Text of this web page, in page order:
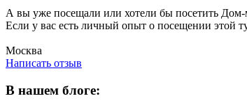
А вы уже посещали или хотели бы посетить
Если у вас есть личный опыт о посещении этой
Москва
Написать отзыв
В нашем блоге: